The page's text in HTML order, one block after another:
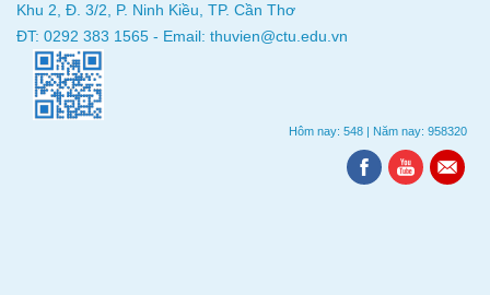
Khu 2, Đ. 3/2, P. Ninh Kiều, TP. Cần Thơ
ĐT: 0292 383 1565 - Email: thuvien@ctu.edu.vn
Hôm nay: 548 | Năm nay: 958320